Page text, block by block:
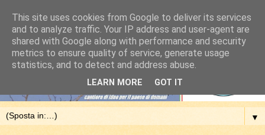
▼
This site uses cookies from Google to deliver its services
and to analyze traffic. Your IP address and user-agent are
shared with Google along with performance and security
metrics to ensure quality of service, generate usage
statistics, and to detect and address abuse.
LEARN MORE GOT IT